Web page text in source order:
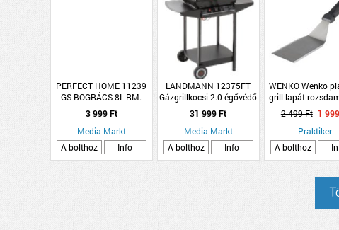
PERFECT HOME 11239
GS BOGRÁCS 8L RM.
3 999 Ft
Media Markt
A bolthoz
Info
LANDMANN 12375FT
Gázgrillkocsi 2.0 égővédő
31 999 Ft
Media Markt
A bolthoz
Info
WENKO Wenko
grill lapát
acél-
2 499 Ft 1
Praktiker
A bolthoz